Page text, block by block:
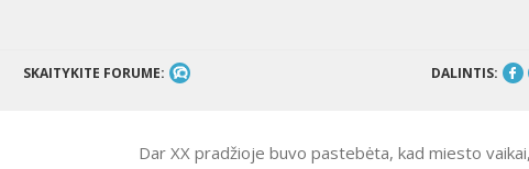
SKAITYKITE FORUME: DALINTIS:
Dar XX pradžioje buvo pastebėta, kad miesto